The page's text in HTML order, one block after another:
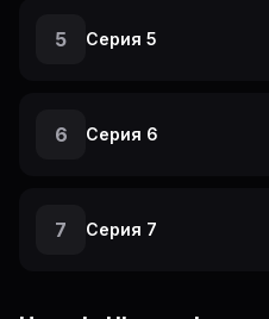
5 Серия 5
6 Серия 6
7 Серия 7